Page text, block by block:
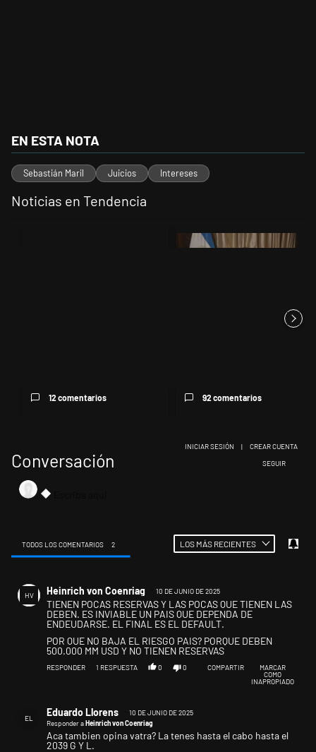
EN ESTA NOTA
Sebastián Maril Juicios Intereses
Noticias en Tendencia
Un artículo de tendencia con el título "" con 12 comentarios.
12 comentarios
Un artículo de tendencia con
92 comentarios
Conversación SIGA ESTA
SEGUIR
INICIAR SESIÓN | CREAR CUENTA
TODOS LOS COMENTARIOS 2 LOS MÁS RECIENTES
HV Heinrich von Coenriag 10 DE JUNIO DE 2025
TIENEN POCAS RESERVAS Y LAS POCAS QUE TIENEN LAS
DEBEN. ES INVIABLE UN PAIS QUE DEPENDA DE
ENDEUDARSE. EL FINAL ES EL DEFAULT.
POR QUE NO BAJA EL RIESGO PAIS? PORQUE DEBEN
500.000 MM USD Y NO TIENEN RESERVAS
RESPONDER 1 RESPUESTA 0 0 COMPARTIR
MARCAR
COMO
INAPROPIADO
EL
Eduardo Llorens
10 DE JUNIO DE 2025
Responder aHeinrich von Coenriag
Aca tambien opina vatra? La tenes hasta el cabo hasta el
2039 G Y L.